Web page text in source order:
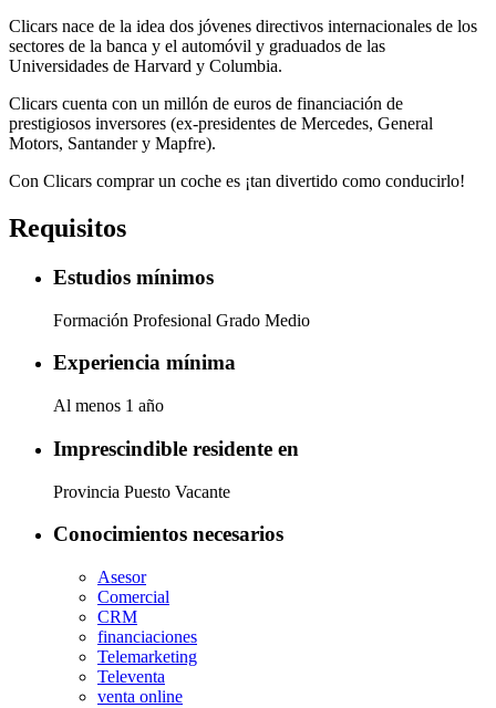
Clicars nace de la idea dos jóvenes directivos internacionales de los
sectores de la banca y el automóvil y graduados de las
Universidades de Harvard y Columbia.
Clicars cuenta con un millón de euros de financiación de
prestigiosos inversores (ex-presidentes de Mercedes, General
Motors, Santander y Mapfre).
Con Clicars comprar un coche es ¡tan divertido como conducirlo!
Requisitos
Estudios mínimos
Formación Profesional Grado Medio
Experiencia mínima
Al menos 1 año
Imprescindible residente en
Provincia Puesto Vacante
Conocimientos necesarios
Asesor
Comercial
CRM
financiaciones
Telemarketing
Televenta
venta online